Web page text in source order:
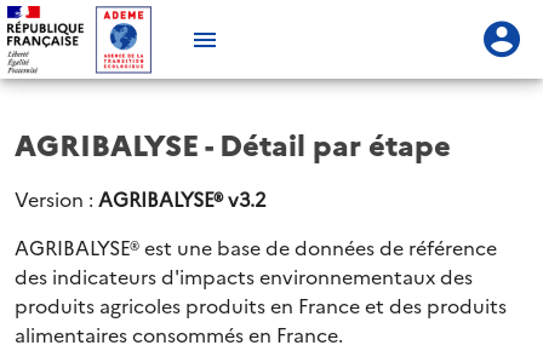
AGRIBALYSE - Détail par étape
Version : AGRIBALYSE® v3.2
AGRIBALYSE® est une base de données de référence
des indicateurs d'impacts environnementaux des
produits agricoles produits en France et des produits
alimentaires consommés en France.